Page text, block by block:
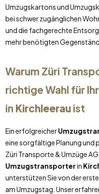
Umzugskartons und
bei schwer zugänglichen
und die fachgerechte
mehr benötigten
Warum Züri
richtige Wahl für
in Kirchleerauist
Ein erfolgreicher
eine sorgfältige Planung und
Züri Transporte & Umzüge
Umzugstransporterin
unterstützen Sie von der
am Umzugstag. Unser